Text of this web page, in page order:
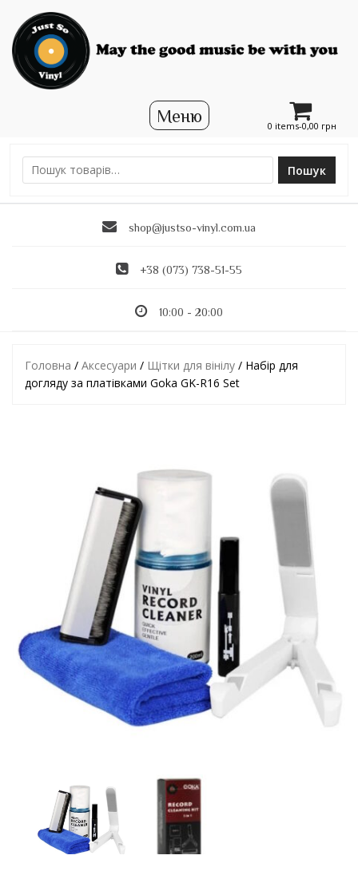
0 items-0,00 грн
Ш
Пошук
shop@justso-vinyl.com.ua
+38 (073) 738-51-55
10:00 - 20:00
Головна / Аксесуари / Щітки для вінілу / Набір для
догляду за платівками Goka GK-R16 Set